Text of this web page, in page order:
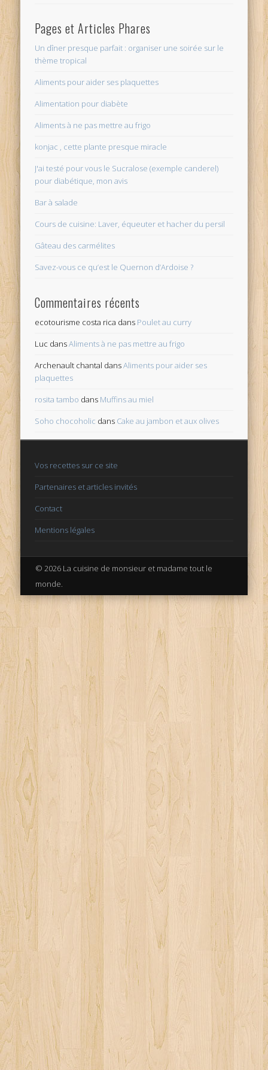
Pages et Articles Phares
Un dîner presque parfait : organiser une soirée sur le
thème tropical
Aliments pour aider ses plaquettes
Alimentation pour diabète
Aliments à ne pas mettre au frigo
konjac , cette plante presque miracle
J'ai testé pour vous le Sucralose (exemple canderel)
pour diabétique, mon avis
Bar à salade
Cours de cuisine: Laver, équeuter et hacher du persil
Gâteau des carmélites
Savez-vous ce qu’est le Quernon d’Ardoise ?
Commentaires récents
ecotourisme costa rica dans Poulet au curry
Luc dansAliments à ne pas mettre au frigo
Archenault chantal dansAliments pour aider ses
plaquettes
rosita tambo dans Muffins au miel
Soho chocoholic dans Cake au jambon et aux olives
Vos recettes sur ce site
Partenaires et articles invités
Contact
Mentions légales
© 2026 La cuisine de monsieur et madame tout le
monde.